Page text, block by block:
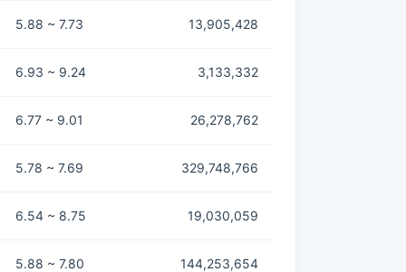
5.88 ~ 7.73 13,905,428
6.93 ~ 9.24 3,133,332
6.77 ~ 9.01 26,278,762
5.78 ~ 7.69 329,748,766
6.54 ~ 8.75 19,030,059
5.88 ~ 7.80 144,253,654